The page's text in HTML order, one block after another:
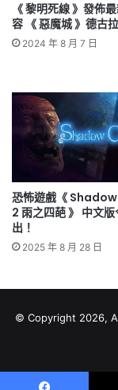
《 黎明死線 》發佈
容 《 惡魔城 》德古
2024 年 8 月 7 日
恐怖遊戲《
2 雨之四葩 》 中文
出！
2025 年 8 月 28 日
© Copyright 2026,